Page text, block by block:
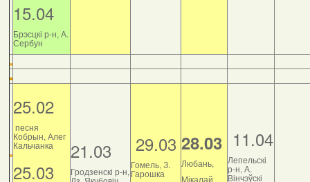
15.04
Брэсцкі р-н, А.
Сербун
25.02
песня
Кобрын, Алег
Кальчанка
25.03
21.03
Гродзенскі р-н,
29.03
Гомель, З.
Гарошка
28.03
Любань,
Мікалай
11.04
Лепельскі
р-н, А.
Вінчэўскі